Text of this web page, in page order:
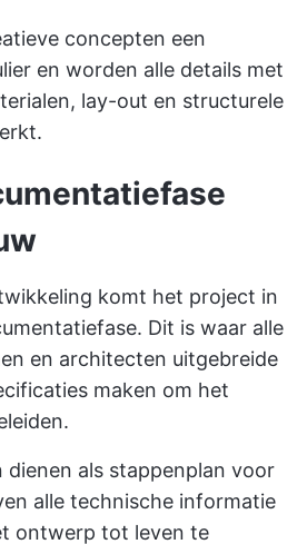
concepten een
en worden alle details met
lay-out en structurele
komt het project in
Dit is waar alle
en architecten uitgebreide
maken om het
dienen als stappenplan voor
alle technische informatie
ontwerp tot leven te